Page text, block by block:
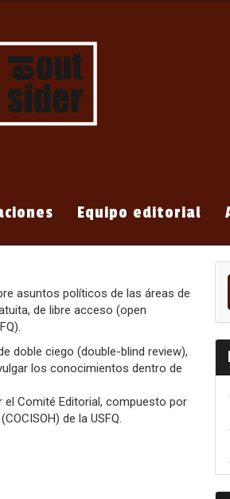
Equipo editorial
asuntos políticos de las áreas de
de libre acceso (open
doble ciego (double-blind review),
los conocimientos dentro de
Comité Editorial, compuesto por
de la USFQ.
un